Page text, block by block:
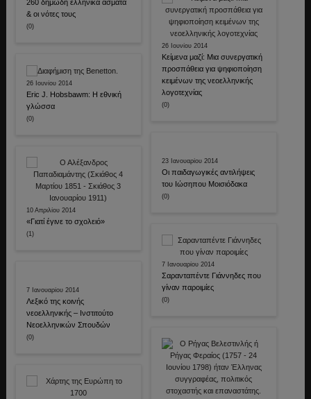
260 δημώδη ελληνικά άσματα
& οι νότες τους
(0)
26 Ιουνίου 2014
Eric J. Hobsbawm: Η εθνική
γλώσσα
(0)
10 Απριλίου 2014
«Γιατί έγινε το σχολειό»
(1)
7 Ιανουαρίου 2014
Λεξικό της κοινής
νεοελληνικής – Ινστιτούτο
Νεοελληνικών Σπουδών
(0)
26 Ιουνίου 2014
Κείμενα μαζί: Μια συνεργατική
προσπάθεια για ψηφιοποίηση
κειμένων της νεοελληνικής
λογοτεχνίας
(0)
23 Ιανουαρίου 2014
Οι παιδαγωγικές αντιλήψεις
του Ιώσηπου Μοισιόδακα
(0)
7 Ιανουαρίου 2014
Σαρανταπέντε Γιάννηδες που
γίναν παροιμίες
(0)